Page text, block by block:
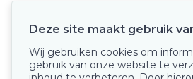
Onze
Deze site maakt gebruik
Wij gebruiken cookies om
gebruik van onze website te